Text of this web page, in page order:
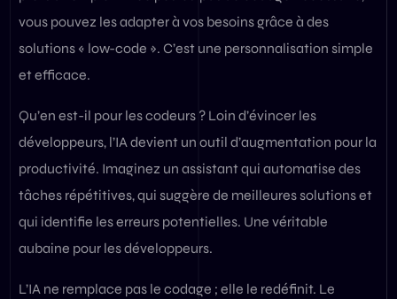
vous pouvez les adapter à vos besoins grâce à des
solutions « low-code ». C’est une personnalisation simple
et efficace.
Qu’en est-il pour les codeurs ? Loin d’évincer les
développeurs, l’IA devient un outil d’augmentation pour la
productivité. Imaginez un assistant qui automatise des
tâches répétitives, qui suggère de meilleures solutions et
qui identifie les erreurs potentielles. Une véritable
aubaine pour les développeurs.
L’IA ne remplace pas le codage ; elle le redéfinit. Le